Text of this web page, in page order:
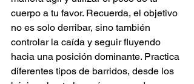
cuerpo a tu favor. Recuerda, el objetivo
no es solo derribar, sino también
controlar la caída y seguir fluyendo
hacia una posición dominante. Practica
diferentes tipos de barridos, desde los